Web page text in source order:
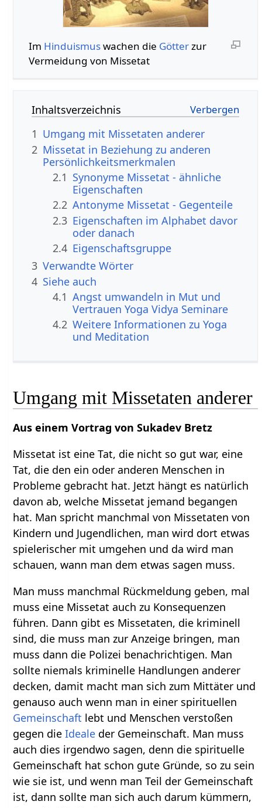
Im Hinduismuswachen die Götterzur
Vermeidung von Missetat
Inhaltsverzeichnis
1 Umgang mit Missetaten anderer
2 Missetat in Beziehung zu anderen
Persönlichkeitsmerkmalen
2.1 Synonyme Missetat - ähnliche
Eigenschaften
2.2 Antonyme Missetat - Gegenteile
2.3 Eigenschaften im Alphabet davor
oder danach
2.4 Eigenschaftsgruppe
3 Verwandte Wörter
4 Siehe auch
4.1 Angst umwandeln in Mut und
Vertrauen Yoga Vidya Seminare
4.2 Weitere Informationen zu Yoga
und Meditation
Umgang mit Missetaten anderer
Aus einem Vortrag von Sukadev Bretz
Missetat ist eine Tat, die nicht so gut war, eine
Tat, die den ein oder anderen Menschen in
Probleme gebracht hat. Jetzt hängt es natürlich
davon ab, welche Missetat jemand begangen
hat. Man spricht manchmal von Missetaten von
Kindern und Jugendlichen, man wird dort etwas
spielerischer mit umgehen und da wird man
schauen, wann man dem etwas sagen muss.
Man muss manchmal Rückmeldung geben, mal
muss eine Missetat auch zu Konsequenzen
führen. Dann gibt es Missetaten, die kriminell
sind, die muss man zur Anzeige bringen, man
muss dann die Polizei benachrichtigen. Man
sollte niemals kriminelle Handlungen anderer
decken, damit macht man sich zum Mittäter und
genauso auch wenn man in einer spirituellen
Gemeinschaft lebt und Menschen verstoßen
gegen dieIdeale der Gemeinschaft. Man muss
auch dies irgendwo sagen, denn die spirituelle
Gemeinschaft hat schon gute Gründe, so zu sein
wie sie ist, und wenn man Teil der Gemeinschaft
ist, dann sollte man sich auch darum kümmern,